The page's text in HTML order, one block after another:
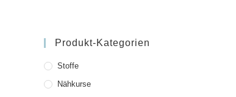
Produkt-Kategorien
Stoffe
Nähkurse